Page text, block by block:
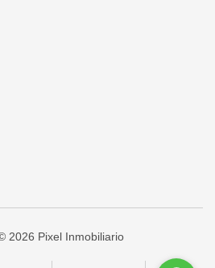
2026 Pixel Inmobiliario